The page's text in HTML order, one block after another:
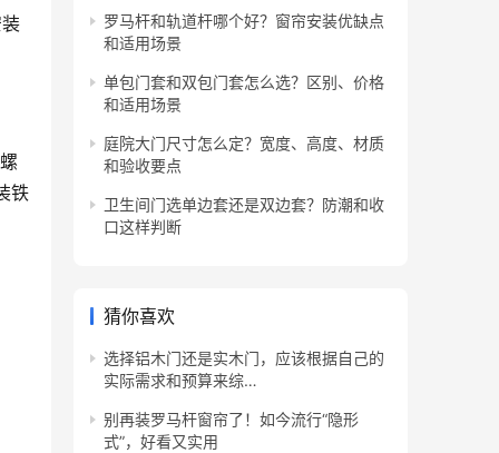
铁
罗马杆和轨道杆哪个好？窗帘安装优缺点
和适用场景
单包门套和双包门套怎么选？区别、价格
和适用场景
庭院大门尺寸怎么定？宽度、高度、材质
和验收要点
卫生间门选单边套还是双边套？防潮和收
口这样判断
猜你喜欢
选择铝木门还是实木门，应该根据自己的
实际需求和预算来综…
别再装罗马杆窗帘了！如今流行“隐形
式”，好看又实用